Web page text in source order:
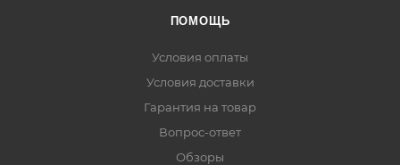
ПОМОЩЬ
Условия оплаты
Условия доставки
Гарантия на товар
Вопрос-ответ
Обзоры